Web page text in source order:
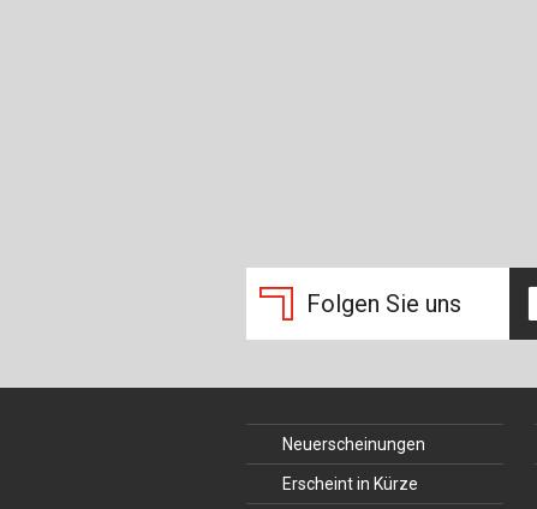
Folgen Sie uns
Neuerscheinungen
Erscheint in Kürze